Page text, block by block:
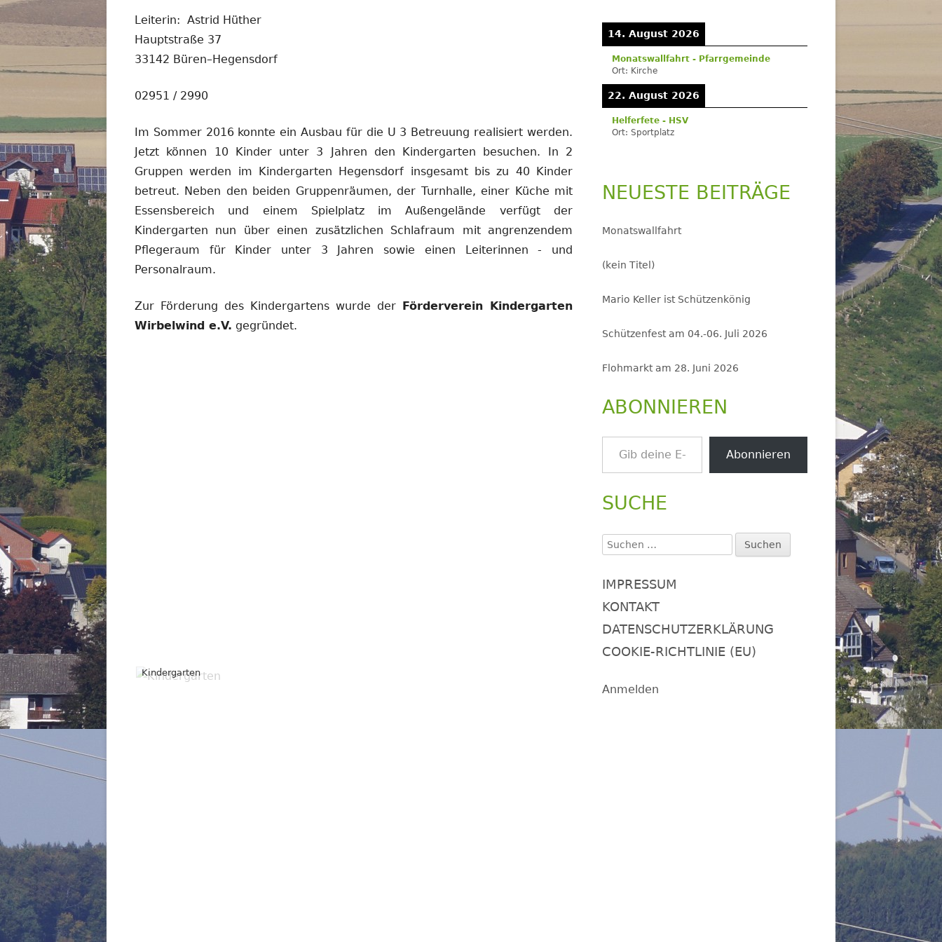
SCHÜTZENVEREIN
TRECKERFREUNDE
Leiterin: Astrid Hüther
Hauptstraße 37
33142 Büren–Hegensdorf
02951 / 2990
Im Sommer 2016 konnte ein Ausbau für die U 3 Betreuung realisiert werden.
Jetzt können 10 Kinder unter 3 Jahren den Kindergarten besuchen. In 2
Gruppen werden im Kindergarten Hegensdorf insgesamt bis zu 40 Kinder
betreut. Neben den beiden Gruppenräumen, der Turnhalle, einer Küche mit
Essensbereich und einem Spielplatz im Außengelände verfügt der
Kindergarten nun über einen zusätzlichen Schlafraum mit angrenzendem
Pflegeraum für Kinder unter 3 Jahren sowie einen Leiterinnen - und
Personalraum.
Zur Förderung des Kindergartens wurde der Förderverein Kindergarten
Wirbelwind e.V. gegründet.
Kindergarten
14. August 2026
Monatswallfahrt - Pfarrgemeinde
Ort: Kirche
22. August 2026
Helferfete - HSV
Ort:Sportplatz
NEUESTE BEITRÄGE
Monatswallfahrt
(kein Titel)
Mario Keller ist Schützenkönig
Schützenfest am 04.-06. Juli 2026
Flohmarkt am 28. Juni 2026
ABONNIEREN
Gib deine E-Mail-Adresse ein ...
Abonnieren
SUCHE
Suchen
nach:
IMPRESSUM
KONTAKT
DATENSCHUTZERKLÄRUNG
COOKIE-RICHTLINIE (EU)
Anmelden